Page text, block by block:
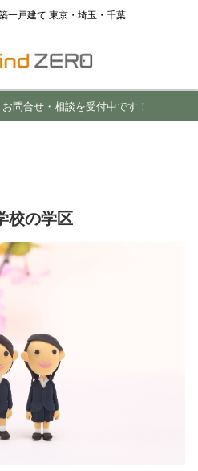
一戸建て 東京・埼玉・千葉
問合せ・相談を受付中です！
校の学区